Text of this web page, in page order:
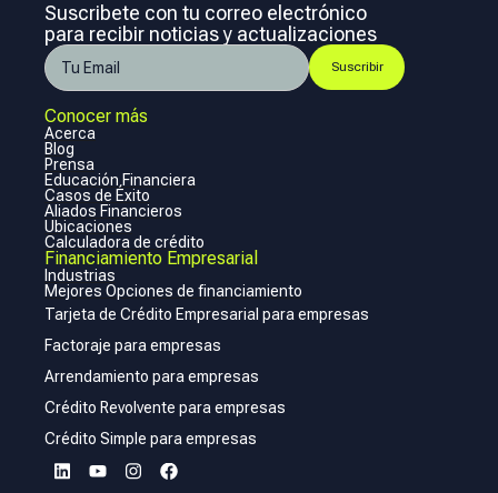
Suscribete con tu correo electrónico
para recibir noticias y actualizaciones
Conocer más
Acerca
Blog
Prensa
Educación Financiera
Casos de Éxito
Aliados Financieros
Ubicaciones
Calculadora de crédito
Financiamiento Empresarial
Industrias
Mejores Opciones de financiamiento
Tarjeta de Crédito Empresarial para empresas
Factoraje para empresas
Arrendamiento para empresas
Crédito Revolvente para empresas
Crédito Simple para empresas